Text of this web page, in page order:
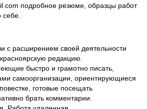
подробное резюме, образцы работ
с расширением своей деятельности
редакцию.
быстро и грамотно писать,
самоорганизации, ориентирующиеся
готовые посещать
брать комментарии.